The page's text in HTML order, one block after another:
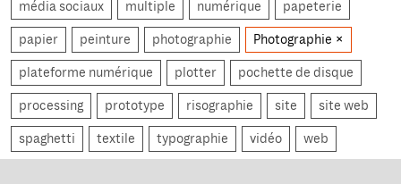
média sociaux multiple numérique papeterie
papier peinture photographie Photographie
plateforme numérique plotter pochette de disque
processing prototype risographie site site web
spaghetti textile typographie vidéo web